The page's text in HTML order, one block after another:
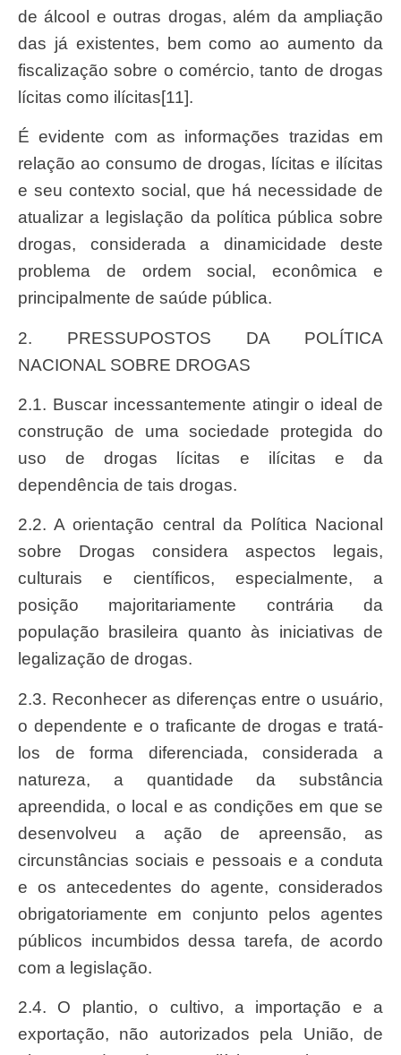
de álcool e outras drogas, além da ampliação
das já existentes, bem como ao aumento da
fiscalização sobre o comércio, tanto de drogas
lícitas como ilícitas[11].
É evidente com as informações trazidas em
relação ao consumo de drogas, lícitas e ilícitas
e seu contexto social, que há necessidade de
atualizar a legislação da política pública sobre
drogas, considerada a dinamicidade deste
problema de ordem social, econômica e
principalmente de saúde pública.
2. PRESSUPOSTOS DA POLÍTICA
NACIONAL SOBRE DROGAS
2.1. Buscar incessantemente atingir o ideal de
construção de uma sociedade protegida do
uso de drogas lícitas e ilícitas e da
dependência de tais drogas.
2.2. A orientação central da Política Nacional
sobre Drogas considera aspectos legais,
culturais e científicos, especialmente, a
posição majoritariamente contrária da
população brasileira quanto às iniciativas de
legalização de drogas.
2.3. Reconhecer as diferenças entre o usuário,
o dependente e o traficante de drogas e tratá-
los de forma diferenciada, considerada a
natureza, a quantidade da substância
apreendida, o local e as condições em que se
desenvolveu a ação de apreensão, as
circunstâncias sociais e pessoais e a conduta
e os antecedentes do agente, considerados
obrigatoriamente em conjunto pelos agentes
públicos incumbidos dessa tarefa, de acordo
com a legislação.
2.4. O plantio, o cultivo, a importação e a
exportação, não autorizados pela União, de